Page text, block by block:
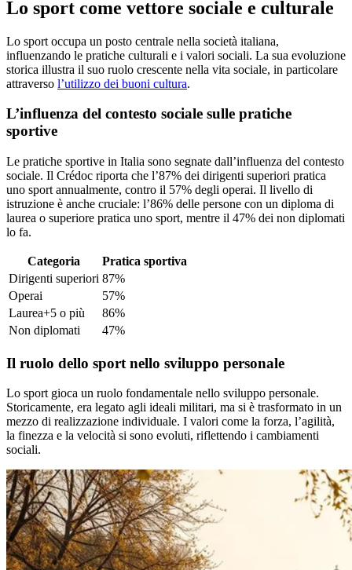
Lo sport come vettore sociale e culturale
Lo sport occupa un posto centrale nella società italiana,
influenzando le pratiche culturali e i valori sociali. La sua evoluzione
storica illustra il suo ruolo crescente nella vita sociale, in particolare
attraverso l’utilizzo dei buoni cultura.
L’influenza del contesto sociale sulle pratiche
sportive
Le pratiche sportive in Italia sono segnate dall’influenza del contesto
sociale. Il Crédoc riporta che l’87% dei dirigenti superiori pratica
uno sport annualmente, contro il 57% degli operai. Il livello di
istruzione è anche cruciale: l’86% delle persone con un diploma di
laurea o superiore pratica uno sport, mentre il 47% dei non diplomati
lo fa.
Categoria
Pratica sportiva
Dirigenti superiori 87%
Operai
57%
Laurea+5 o più
86%
Non diplomati
47%
Il ruolo dello sport nello sviluppo personale
Lo sport gioca un ruolo fondamentale nello sviluppo personale.
Storicamente, era legato agli ideali militari, ma si è trasformato in un
mezzo di realizzazione individuale. I valori come la forza, l’agilità,
la finezza e la velocità si sono evoluti, riflettendo i cambiamenti
sociali.